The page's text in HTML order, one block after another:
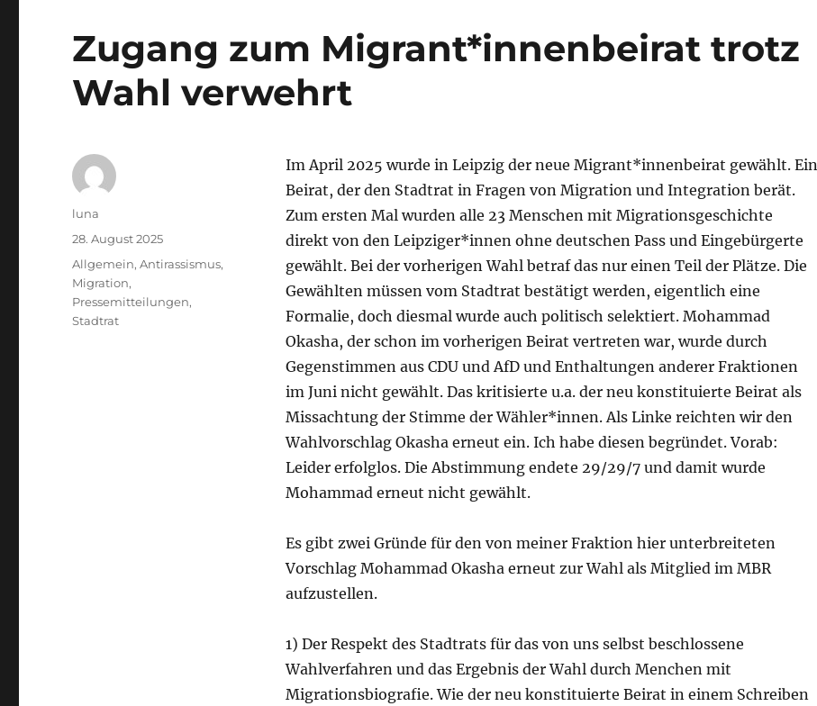
Zugang zum Migrant*innenbeirat trotz
Wahl verwehrt
Im April 2025 wurde in Leipzig der neue Migrant*innenbeirat gewählt. Ein
Beirat, der den Stadtrat in Fragen von Migration und Integration berät.
Zum ersten Mal wurden alle 23 Menschen mit Migrationsgeschichte
direkt von den Leipziger*innen ohne deutschen Pass und Eingebürgerte
gewählt. Bei der vorherigen Wahl betraf das nur einen Teil der Plätze. Die
Gewählten müssen vom Stadtrat bestätigt werden, eigentlich eine
Formalie, doch diesmal wurde auch politisch selektiert. Mohammad
Okasha, der schon im vorherigen Beirat vertreten war, wurde durch
Gegenstimmen aus CDU und AfD und Enthaltungen anderer Fraktionen
im Juni nicht gewählt. Das kritisierte u.a. der neu konstituierte Beirat als
Missachtung der Stimme der Wähler*innen. Als Linke reichten wir den
Wahlvorschlag Okasha erneut ein. Ich habe diesen begründet. Vorab:
Leider erfolglos. Die Abstimmung endete 29/29/7 und damit wurde
Mohammad erneut nicht gewählt.
Es gibt zwei Gründe für den von meiner Fraktion hier unterbreiteten
Vorschlag Mohammad Okasha erneut zur Wahl als Mitglied im MBR
aufzustellen.
1) Der Respekt des Stadtrats für das von uns selbst beschlossene
Wahlverfahren und das Ergebnis der Wahl durch Menchen mit
Migrationsbiografie. Wie der neu konstituierte Beirat in einem Schreiben
Autor
luna
Veröffentlicht
am
28. August 2025
Kategorien
Allgemein,Antirassismus,
Migration,
Pressemitteilungen,
Stadtrat